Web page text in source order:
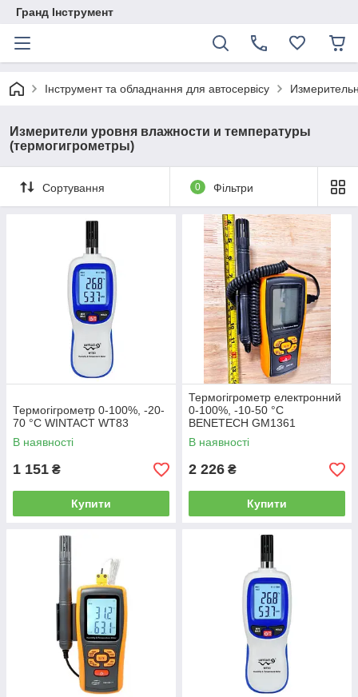
Гранд Інструмент
Інструмент та обладнання для автосервісу
Измерители уровня влажности и температуры
(термогигрометры)
Сортування 0 Фільтри
Термогігрометр 0-100%, -20-
70 °C WINTACT WT83
В наявності
1 151 ₴
Купити
Термогігрометр електронний
0-100%, -10-50 °C
BENETECH GM1361
В наявності
2 226 ₴
Купити